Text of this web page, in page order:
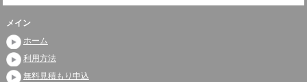
メイン
ホーム
利用方法
無料見積もり申込